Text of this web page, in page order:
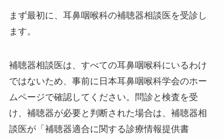
まず最初に、耳鼻咽喉科の補聴器相談医を受診し
ます。
補聴器相談医は、すべての耳鼻咽喉科にいるわけ
ではないため、事前に日本耳鼻咽喉科学会のホー
ムページで確認してください。問診と検査を受
け、補聴器が必要と判断された場合は、補聴器相
談医が「補聴器適合に関する診療情報提供書